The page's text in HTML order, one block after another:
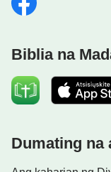
Biblia na
Dumating na